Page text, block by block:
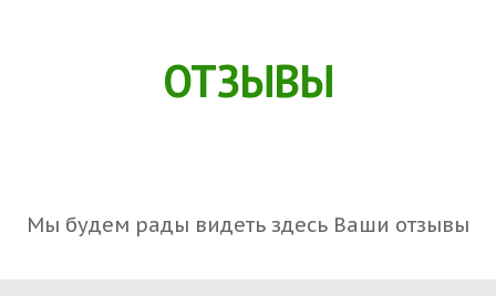
ОТЗЫВЫ
Мы будем рады видеть здесь Ваши отзывы